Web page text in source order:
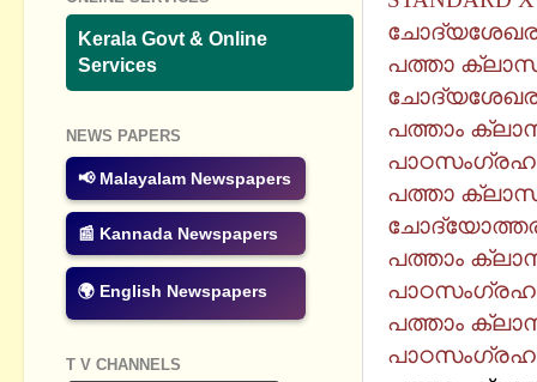
പത്താ ക്ലാസ്
പത്താം
പത്താ ക്ലാസ്
പത്താം
പത്താം
Kerala Govt & Online
Services
NEWS PAPERS
📢 Malayalam Newspapers
📰 Kannada Newspapers
🌍 English Newspapers
T V CHANNELS